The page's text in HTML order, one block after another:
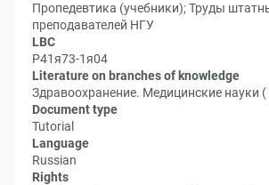
Пропедевтика (учебники); Труды
преподавателей НГУ
LBC
Р41я73-1я04
Literature on branches of knowledge
Здравоохранение. Медицинские науки (
Document type
Tutorial
Language
Russian
Rights